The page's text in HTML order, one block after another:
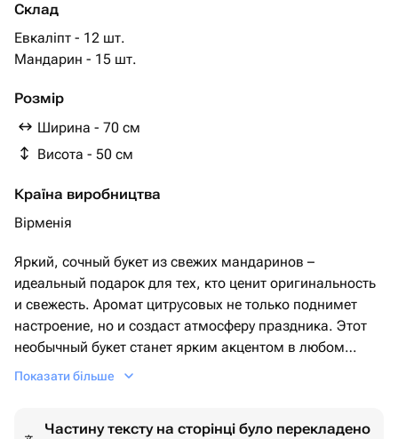
Склад
Евкаліпт - 12 шт.
Мандарин - 15 шт.
Розмір
Ширина - 70 см
Висота - 50 см
Країна виробництва
Вірменія
Яркий, сочный букет из свежих мандаринов –
идеальный подарок для тех, кто ценит оригинальность
и свежесть. Аромат цитрусовых не только поднимет
настроение, но и создаст атмосферу праздника. Этот
необычный букет станет ярким акцентом в любом
интерьере и порадует как своим внешним видом, так и
Показати більше
Частину тексту на сторінці було перекладено